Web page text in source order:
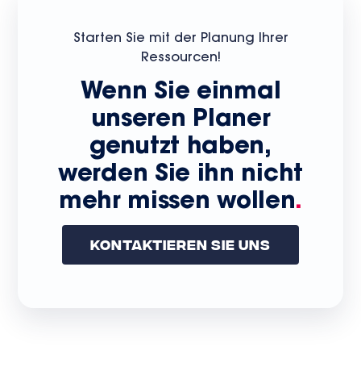
Starten Sie mit der Planung Ihrer
Ressourcen!
Wenn Sie einmal
unseren Planer
genutzt haben,
werden Sie ihn nicht
mehr missen wollen.
Kontaktieren Sie Uns